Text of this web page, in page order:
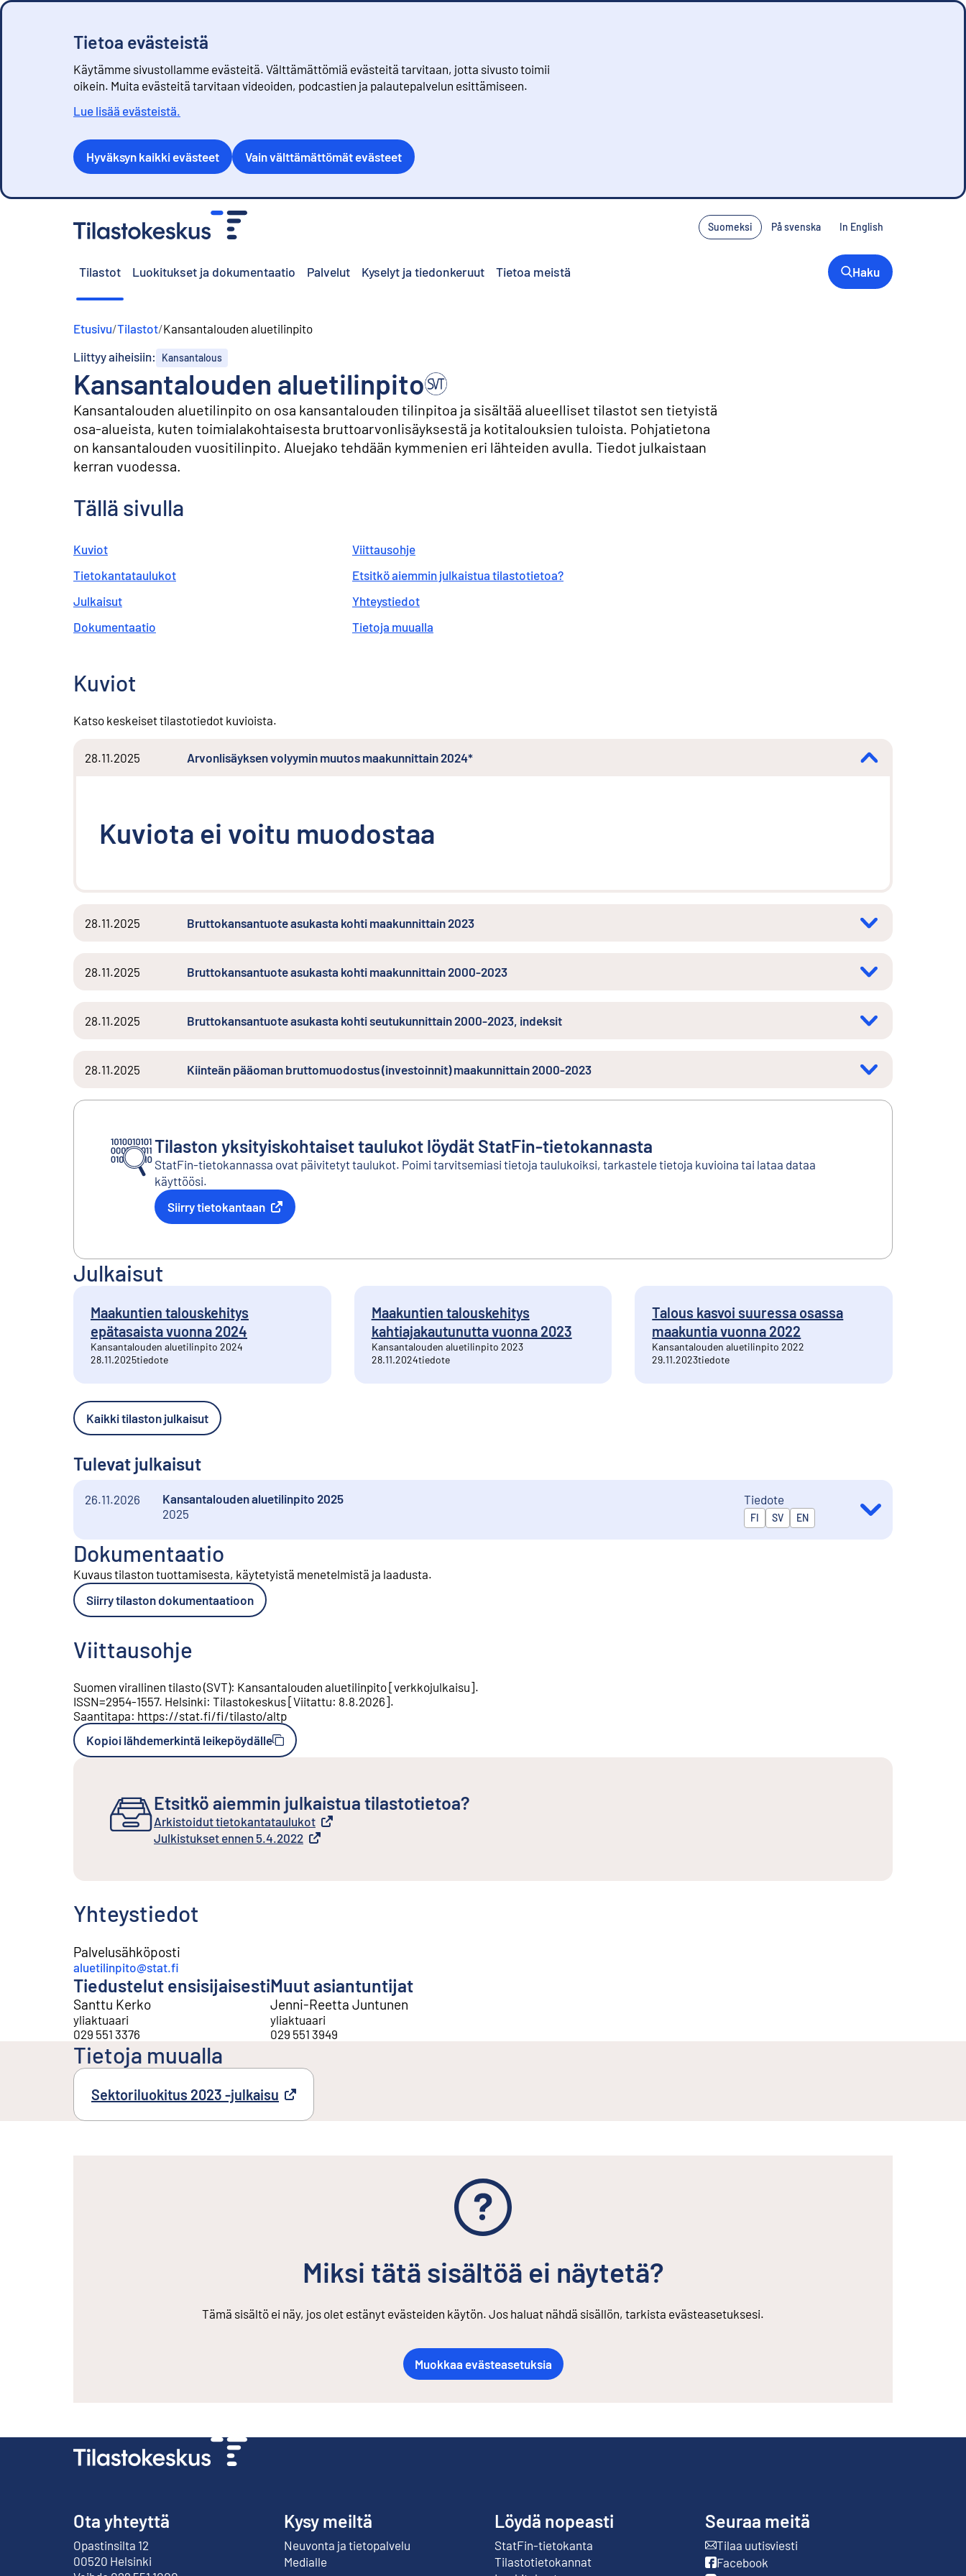
Tietoa evästeistä
Käytämme sivustollamme evästeitä. Välttämättömiä evästeitä tarvitaan, jotta sivusto toimii
oikein. Muita evästeitä tarvitaan videoiden, podcastien ja palautepalvelun esittämiseen.
Lue lisää evästeistä.
Hyväksyn kaikki evästeet Vain välttämättömät evästeet
Suomeksi På svenska In English
Tilastot Luokitukset ja dokumentaatio Palvelut Kyselyt ja tiedonkeruut Tietoa meistä Haku
Etusivu/Tilastot/Kansantalouden aluetilinpito
Liittyy aiheisiin:
Kansantalous
Kansantalouden aluetilinpito
Kansantalouden aluetilinpito on osa kansantalouden tilinpitoa ja sisältää alueelliset tilastot sen tietyistä
osa-alueista, kuten toimialakohtaisesta bruttoarvonlisäyksestä ja kotitalouksien tuloista. Pohjatietona
on kansantalouden vuositilinpito. Aluejako tehdään kymmenien eri lähteiden avulla. Tiedot julkaistaan
kerran vuodessa.
Tällä sivulla
Kuviot
Tietokantataulukot
Julkaisut
Dokumentaatio
Viittausohje
Etsitkö aiemmin julkaistua tilastotietoa?
Yhteystiedot
Tietoja muualla
Kuviot
Katso keskeiset tilastotiedot kuvioista.
28.11.2025 Arvonlisäyksen volyymin muutos maakunnittain 2024*
Kuviota ei voitu muodostaa
28.11.2025 Bruttokansantuote asukasta kohti maakunnittain 2023
28.11.2025 Bruttokansantuote asukasta kohti maakunnittain 2000-2023
28.11.2025 Bruttokansantuote asukasta kohti seutukunnittain 2000-2023, indeksit
28.11.2025 Kiinteän pääoman bruttomuodostus (investoinnit) maakunnittain 2000-2023
Tilaston yksityiskohtaiset taulukot löydät StatFin-tietokannasta
StatFin-tietokannassa ovat päivitetyt taulukot. Poimi tarvitsemiasi tietoja taulukoiksi, tarkastele tietoja kuvioina tai lataa dataa
käyttöösi.
Siirry tietokantaan
Ulkoinen linkki
Julkaisut
Maakuntien talouskehitys
epätasaista vuonna 2024
Kansantalouden aluetilinpito 2024
28.11.2025tiedote
Maakuntien talouskehitys
kahtiajakautunutta vuonna 2023
Kansantalouden aluetilinpito 2023
28.11.2024tiedote
Talous kasvoi suuressa osassa
maakuntia vuonna 2022
Kansantalouden aluetilinpito 2022
29.11.2023tiedote
Kaikki tilaston julkaisut
Tulevat julkaisut
26.11.2026
Kansantalouden aluetilinpito 2025
2025
Tiedote
Julkaistaan kielillä
FI SV EN
Dokumentaatio
Kuvaus tilaston tuottamisesta, käytetyistä menetelmistä ja laadusta.
Siirry tilaston dokumentaatioon
Viittausohje
Suomen virallinen tilasto (SVT): Kansantalouden aluetilinpito[verkkojulkaisu].
ISSN=2954-1557. Helsinki: Tilastokeskus[Viitattu: 8.8.2026].
Saantitapa: https://stat.fi/fi/tilasto/altp
Kopioi lähdemerkintä leikepöydälle
Etsitkö aiemmin julkaistua tilastotietoa?
Arkistoidut tietokantataulukot
Ulkoinen linkki
Julkistukset ennen 5.4.2022
Ulkoinen linkki
Yhteystiedot
Palvelusähköposti
aluetilinpito@stat.fi
Tiedustelut ensisijaisesti
Santtu Kerko
yliaktuaari
029 551 3376
Muut asiantuntijat
Jenni-Reetta Juntunen
yliaktuaari
029 551 3949
Tietoja muualla
Sektoriluokitus 2023 -julkaisu Ulkoinen linkki
Miksi tätä sisältöä ei näytetä?
Tämä sisältö ei näy, jos olet estänyt evästeiden käytön. Jos haluat nähdä sisällön, tarkista evästeasetuksesi.
Muokkaa evästeasetuksia
Ota yhteyttä
Opastinsilta 12
00520 Helsinki
Ulkoinen linkki
Kysy meiltä
Neuvonta ja tietopalvelu
Medialle
Löydä nopeasti
StatFin-tietokanta
Ulkoinen linkki
Tilastotietokannat
Seuraa meitä
Tilaa uutisviesti
Ulkoinen linkki
Facebook
Ulkoinen linkki